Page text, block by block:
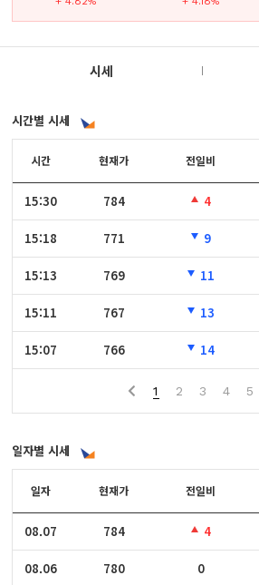
시세
시간별 시세
시간
15:30
15:18
15:13
15:11
15:07
시간 현재가 전일비
15:30 784 4
15:18 771 9
15:13 769 11
15:11 767 13
15:07 766 14
1 2 3 4 5
일자별 시세
일자
08.07
08.06
일자 현재가 전일비
08.07 784 4
08.06 780 0